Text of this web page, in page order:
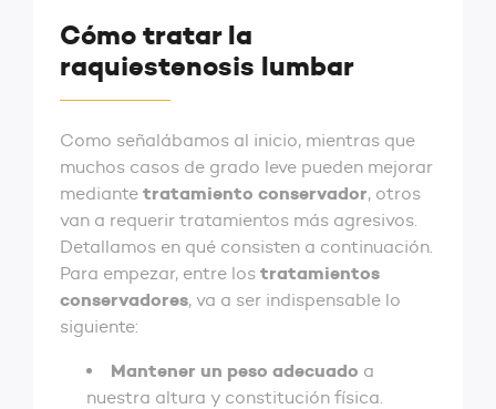
Cómo tratar la
raquiestenosis lumbar
Como señalábamos al inicio, mientras que
muchos casos de grado leve pueden mejorar
mediante tratamiento conservador, otros
van a requerir tratamientos más agresivos.
Detallamos en qué consisten a continuación.
Para empezar, entre los tratamientos
conservadores, va a ser indispensable lo
siguiente:
Mantener un peso adecuado a
nuestra altura y constitución física.